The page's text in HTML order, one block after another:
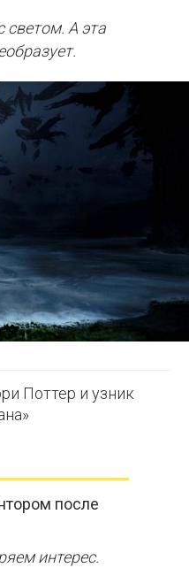
светом. А эта
Поттер и узник
после
интерес.